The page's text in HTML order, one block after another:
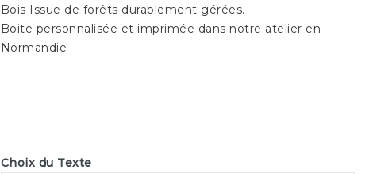
Bois Issue de forêts durablement gérées.
Boite personnalisée et imprimée dans notre atelier en
Normandie
Choix du Texte